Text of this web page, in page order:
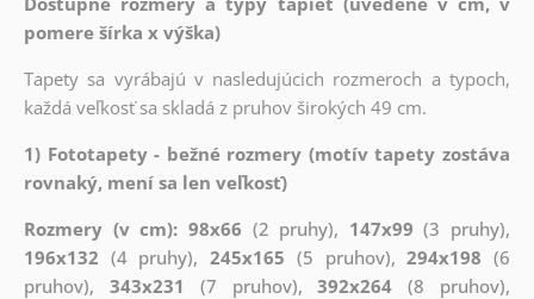
pomere šírka x výška)
Tapety sa vyrábajú v nasledujúcich rozmeroch a typoch,
každá veľkosť sa skladá z pruhov širokých 49 cm.
1) Fototapety - bežné rozmery (motív tapety zostáva
rovnaký, mení sa len veľkosť)
Rozmery (v cm): 98x66 (2 pruhy), 147x99 (3 pruhy),
196x132 (4 pruhy),245x165 (5 pruhov),294x198 (6
pruhov), 343x231 (7 pruhov),392x264 (8 pruhov),